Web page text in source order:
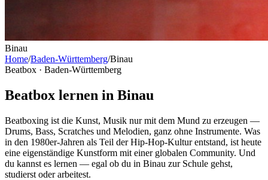
Binau
Home/Baden-Württemberg/Binau
Beatbox · Baden-Württemberg
Beatbox lernen in Binau
Beatboxing ist die Kunst, Musik nur mit dem Mund zu erzeugen —
Drums, Bass, Scratches und Melodien, ganz ohne Instrumente. Was
in den 1980er-Jahren als Teil der Hip-Hop-Kultur entstand, ist heute
eine eigenständige Kunstform mit einer globalen Community. Und
du kannst es lernen — egal ob du in Binau zur Schule gehst,
studierst oder arbeitest.